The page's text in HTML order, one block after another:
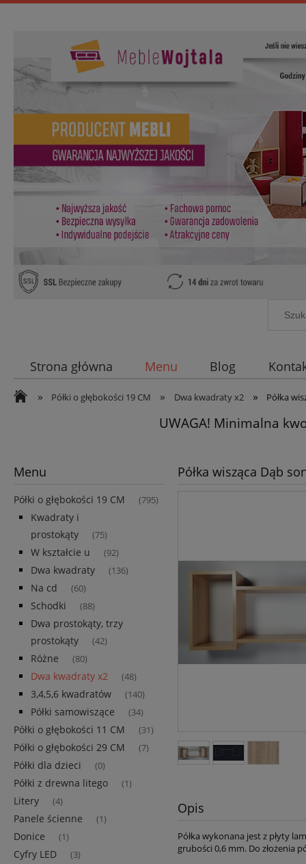
Strona główna Menu Blog
» Półki o głębokości 19 CM » Dwa kwadraty x2 » Półka
UWAGA! Minimalna
Menu
Półki o głębokości 19 CM (795)
Kwadraty i
prostokąty
(75)
W kształcie u (92)
Dwa kwadraty (136)
Na cd (60)
Schodki (88)
Dwa prostokąty, trzy
prostokąty
(42)
Różne (80)
Dwa kwadraty x2 (48)
3,4,5,6 kwadratów (140)
Półki samowiszące (34)
Półki o głębokości 11 CM (31)
Półki o głębokości 29 CM (7)
Półki dla dzieci (0)
Półki z drewna litego (1)
Litery (4)
Panele ścienne (1)
Donice (1)
Cyfry LED (3)
Półka wisząca Dąb
Opis
Półka wykonana jest z płyty
grubości 0,6 mm. Do złożenia